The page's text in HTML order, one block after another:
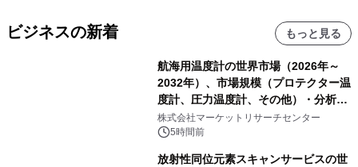
ビジネスの新着 もっと見る
航海用温度計の世界市場（2026年～
2032年）、市場規模（プロテクター温
度計、圧力温度計、その他）・分析レ
ポートを発表
株式会社マーケットリサーチセンター
5時間前
放射性同位元素スキャンサービスの世